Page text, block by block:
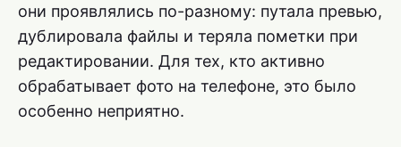
они проявлялись по-разному: путала превью,
дублировала файлы и теряла пометки при
редактировании. Для тех, кто активно
обрабатывает фото на телефоне, это было
особенно неприятно.